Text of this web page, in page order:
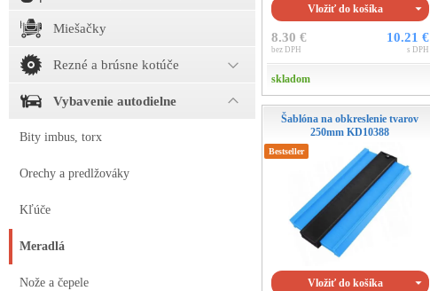
Miešačky
Rezné a brúsne kotúče
Vybavenie autodielne
Bity imbus, torx
Orechy a predlžováky
Kľúče
Meradlá
Nože a čepele
Vložiť do košíka
8.30 €
bez DPH
10.21 €
s DPH
skladom
Šablóna na obkreslenie tvarov
250mm KD10388
Bestseller
Vložiť do košíka